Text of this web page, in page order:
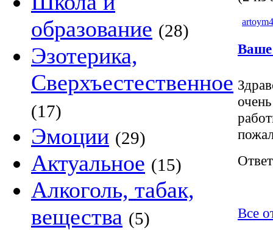
образование (28)
Эзотерика,
Сверхъестественное
(17)
Эмоции (29)
Актуальное (15)
Алкоголь, табак,
вещества (5)
Ваше
Все